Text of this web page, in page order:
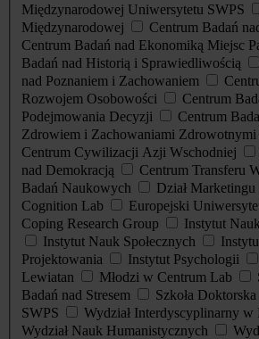
Międzynarodowej Uniwersytetu SWPS
Międzynarodowej
Centrum Badań
Centrum Badań nad Ekonomiką Miejsc
Badań nad Historią i Sprawiedliwością
nad Poznaniem i Zachowaniem
Rozwojem Osobowości
Centrum
Podejmowania Decyzji
Centrum
Zdrowiem i Zachowaniami
Centrum Cywilizacji Azji Wschodniej
nad Demokracją
Centrum Transferu
Badań Naukowych
Dział Marketingu
Cognition Lab
Europejski
Coping Research Group
Instytut
Instytut Nauk Społecznych
Projektowania
Instytut Psychologii
Lewiatan
Młodzi w Centrum Lab
Badań nad Stresem
Szkoła Doktorska
SWPS
Wydział Interdyscyplinarny
Wydział Nauk Humanistycznych